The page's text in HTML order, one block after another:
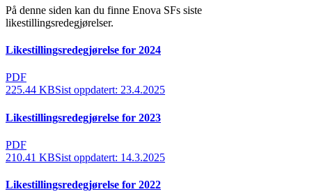
På denne siden kan du finne Enova SFs siste
likestillingsredegjørelser.
Likestillingsredegjørelse for 2024
PDF
225.44 KBSist oppdatert: 23.4.2025
Likestillingsredegjørelse for 2023
PDF
210.41 KBSist oppdatert: 14.3.2025
Likestillingsredegjørelse for 2022